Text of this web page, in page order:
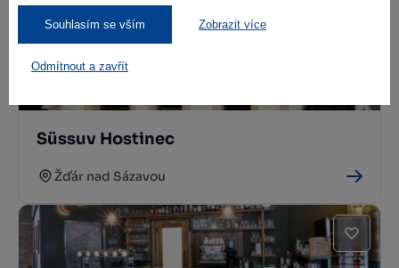
Souhlasím se vším Zobrazit více
Odmítnout a zavřít
Süssuv Hostinec
Žďár nad Sázavou